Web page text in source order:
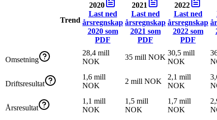
Trend
2020
Last ned
årsregnskap
2020som
PDF
2021
Last ned
årsregnskap
2021 som
PDF
2022
Last ned
årsregnskap
2022som
PDF
Omsetning
28,4 mill
NOK
35 mill NOK
30,5 mill
NOK
Driftsresultat
1,6 mill
NOK
2 mill NOK
2,1 mill
NOK
Årsresultat
1,1 mill
NOK
1,5 mill
NOK
1,7 mill
NOK